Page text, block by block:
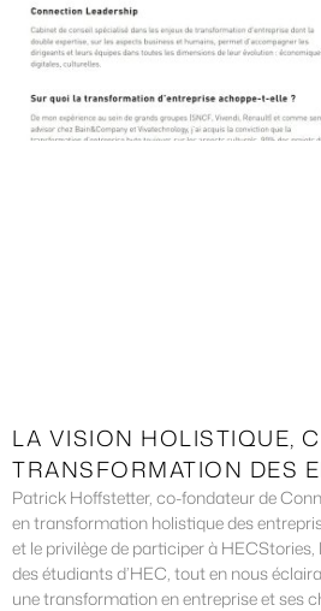
LA VISION HOLISTIQUE,
TRANSFORMATION DES
Patrick Hoffstetter, co-fondateur de
en transformation holistique des
et le privilège de participer à
des étudiants d’HEC, tout en nous
une transformation en entreprise et ses